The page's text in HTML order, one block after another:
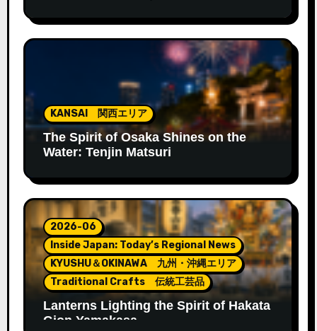
KANSAI 関西エリア
The Spirit of Osaka Shines on the
Water: Tenjin Matsuri
2026-06
Inside Japan: Today’s Regional News
KYUSHU＆OKINAWA 九州・沖縄エリア
Traditional Crafts 伝統工芸品
Lanterns Lighting the Spirit of Hakata
Gion Yamakasa